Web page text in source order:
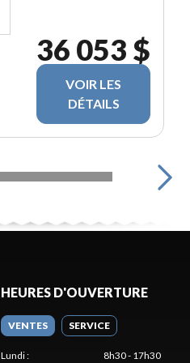
36 053 $
VOIR LES
DÉTAILS
HEURES D'OUVERTURE
VENTES SERVICE
Lundi:
8h30 - 17h30